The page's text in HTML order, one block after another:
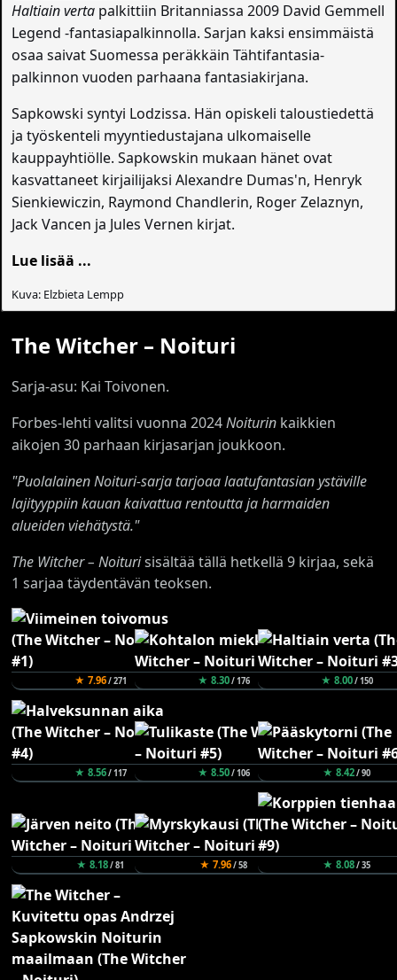
Haltiain verta palkittiin Britanniassa 2009 David Gemmell
Legend -fantasiapalkinnolla. Sarjan kaksi ensimmäistä
osaa saivat Suomessa peräkkäin Tähtifantasia-
palkinnon vuoden parhaana fantasiakirjana.
Sapkowski syntyi Lodzissa. Hän opiskeli taloustiedettä
ja työskenteli myyntiedustajana ulkomaiselle
kauppayhtiölle. Sapkowskin mukaan hänet ovat
kasvattaneet kirjailijaksi Alexandre Dumas'n, Henryk
Sienkiewiczin, Raymond Chandlerin, Roger Zelaznyn,
Jack Vancen ja Jules Vernen kirjat.
Lue lisää ...
Kuva: Elzbieta Lempp
The Witcher – Noituri
Sarja-asu: Kai Toivonen.
Forbes-lehti valitsi vuonna 2024Noiturin kaikkien
aikojen 30 parhaan kirjasarjan joukkoon.
"Puolalainen Noituri-sarja tarjoaa laatufantasian ystäville
lajityyppiin kauan kaivattua rentoutta ja harmaiden
alueiden viehätystä."
The Witcher – Noiturisisältää tällä hetkellä 9 kirjaa, sekä
1 sarjaa täydentävän teoksen.
★ 7.96/ 271 ★ 8.30/ 176 ★ 8.00/ 150
★ 8.56/ 117 ★ 8.50/ 106 ★ 8.42/ 90
★ 8.18/ 81 ★ 7.96/ 58 ★ 8.08/ 35